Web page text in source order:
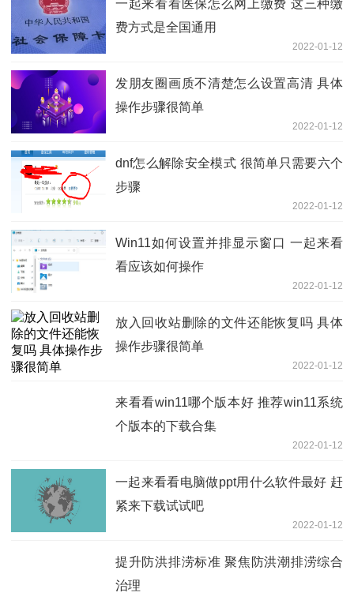
一起来看看医保怎么网上缴费 这三种缴
费方式是全国通用
2022-01-12
发朋友圈画质不清楚怎么设置高清 具体
操作步骤很简单
2022-01-12
dnf怎么解除安全模式 很简单只需要六个
步骤
2022-01-12
Win11如何设置并排显示窗口 一起来看
看应该如何操作
2022-01-12
放入回收站删除的文件还能恢复吗 具体
操作步骤很简单
2022-01-12
来看看win11哪个版本好 推荐win11系统
个版本的下载合集
2022-01-12
一起来看看电脑做ppt用什么软件最好 赶
紧来下载试试吧
2022-01-12
提升防洪排涝标准 聚焦防洪潮排涝综合
治理